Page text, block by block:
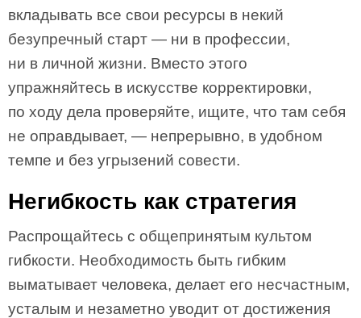
вкладывать все свои ресурсы в некий
безупречный старт — ни в профессии,
ни в личной жизни. Вместо этого
упражняйтесь в искусстве корректировки,
по ходу дела проверяйте, ищите, что там себя
не оправдывает, — непрерывно, в удобном
темпе и без угрызений совести.
Негибкость как стратегия
Распрощайтесь с общепринятым культом
гибкости. Необходимость быть гибким
выматывает человека, делает его несчастным,
усталым и незаметно уводит от достижения